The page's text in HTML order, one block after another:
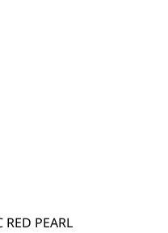
PEARL